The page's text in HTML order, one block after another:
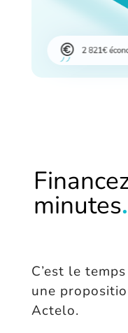
minutes.
C’est le
une
Actelo.